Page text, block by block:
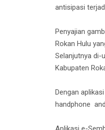
antisipasi
Penyajian
Rokan Hulu
Selanjutnya di-
Kabupaten
Dengan
handphone